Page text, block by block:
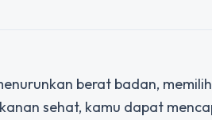
berat badan,
sehat, kamu dapat